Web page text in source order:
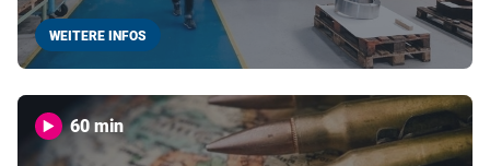
WEITERE INFOS
60 min